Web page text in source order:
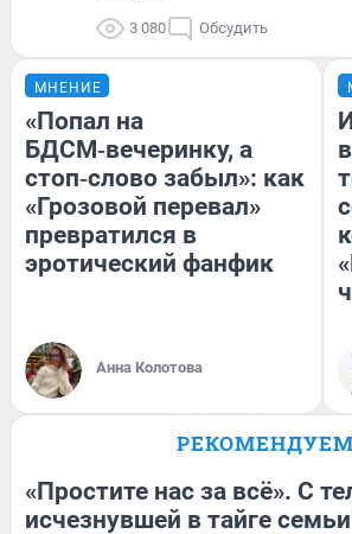
3 080 Обсудить
МНЕНИЕ
«Попал на
БДСМ‑вечеринку, а
стоп‑слово забыл»: как
«Грозовой перевал»
превратился в
эротический фанфик
Анна Колотова
РЕКОМЕНДУЕМ
«Простите нас за всё». С
исчезнувшей в тайге